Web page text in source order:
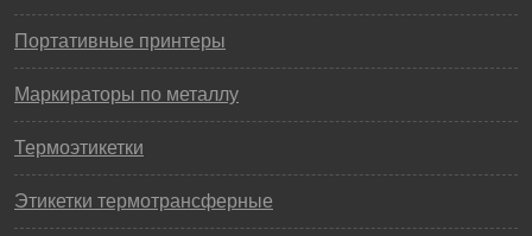
Портативные принтеры
Маркираторы по металлу
Термоэтикетки
Этикетки термотрансферные